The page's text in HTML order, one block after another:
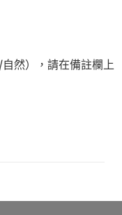
然），請在備註欄上